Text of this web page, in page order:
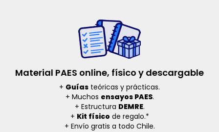
Material PAES online, físico y descargable
+ Guías teóricas y prácticas.
+ Muchos ensayos PAES.
+ Estructura DEMRE.
+ Kit físico de regalo.*
+ Envío gratis a todo Chile.